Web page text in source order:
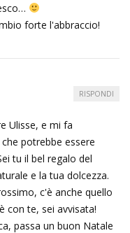
forte l'abbraccio!
Ulisse, e mi fa
potrebbe essere
tu il bel regalo del
e la tua dolcezza.
c'è anche quello
con te, sei avvisata!
passa un buon Natale
RISPONDI